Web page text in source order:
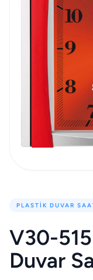
PLASTIK DUVAR
V30-
Duvar